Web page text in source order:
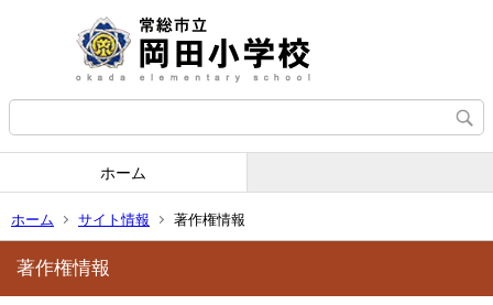
ホーム
ホーム サイト情報 著作権情報
著作権情報